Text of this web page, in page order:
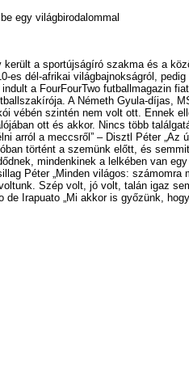
egy világbirodalommal
a sportújságíró szakma és a
es dél-afrikai világbajnokságról,
a FourFourTwo futballmagazin
A Németh Gyula-díjas,
vébén szintén nem volt ott. Ennek
ott és akkor. Nincs több
arról a meccsről” – Disztl Péter „Az
történt a szemünk előtt, és
mindenkinek a lelkében van
Péter „Minden világos:
Szép volt, jó volt, talán igaz
Irapuato „Mi akkor is győzünk,